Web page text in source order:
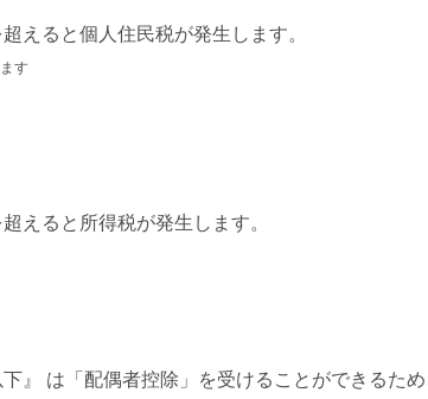
えると個人住民税が発生します。
す
えると所得税が発生します。
下』 は「配偶者控除」を受けることができるた